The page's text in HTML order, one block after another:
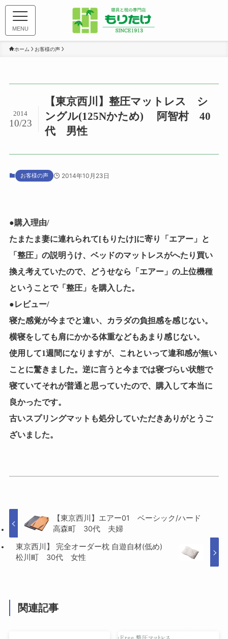
MENU
ホーム お客様の声
【東京西川】整圧マットレス シ
ングル(125Nかため) 阿智村 40
代 男性
2014
10/23
お客様の声 2014年10月23日
●購入理由/
たまたま妻に連れられて[もりたけ]に寄り「エアー」と
「整圧」の説明うけ、ベッドのマットレスがへたり買い
換え考えていたので、どうせなら「エアー」の上位機種
ということで「整圧」を購入した。
●レビュー/
寝た感覚が今までと違い、カラダの負担感を感じない。
横寝をしても肩にかかる体重などもあまり感じない。
使用して1週間になりますが、これといって違和感が無い
ことに驚きました。逆に言うと今までは寝づらい状態で
寝ていてそれが普通と思っていたので、購入して本当に
良かったです。
古いスプリングマットも処分していただきありがとうご
ざいました。
【東京西川】エアー01 ベーシック/ハード
高森町 30代 夫婦
東京西川】 完全オーダー枕 自遊自材(低め)
松川町 30代 女性
関連記事